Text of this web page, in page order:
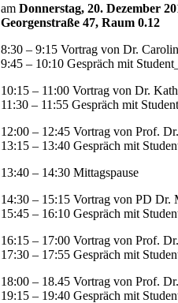
am Donnerstag, 20. Dezember
Georgenstraße 47, Raum 0.12
8:30 – 9:15 Vortrag von Dr.
9:45 – 10:10 Gespräch mit
10:15 – 11:00 Vortrag von Dr.
11:30 – 11:55 Gespräch mit
12:00 – 12:45 Vortrag von Prof.
13:15 – 13:40 Gespräch mit
13:40 – 14:30 Mittagspause
14:30 – 15:15 Vortrag von PD Dr.
15:45 – 16:10 Gespräch mit
16:15 – 17:00 Vortrag von Prof.
17:30 – 17:55 Gespräch mit
18:00 – 18.45 Vortrag von Prof.
19:15 – 19:40 Gespräch mit